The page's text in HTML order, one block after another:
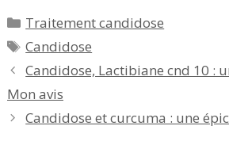
Catégories
Traitement candidose
Étiquettes
Candidose
Candidose, Lactibiane cnd 10 :
Mon avis
Candidose et curcuma : une